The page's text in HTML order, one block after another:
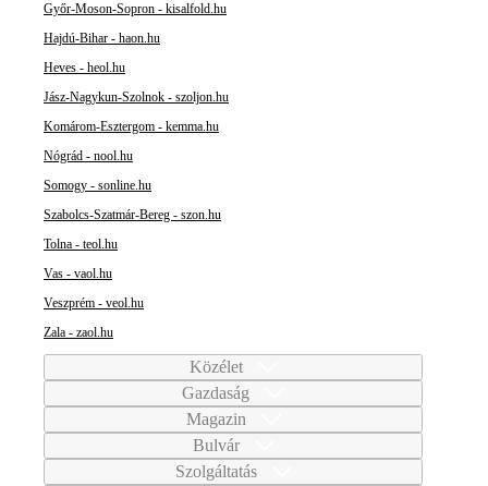
Győr-Moson-Sopron - kisalfold.hu
Hajdú-Bihar - haon.hu
Heves - heol.hu
Jász-Nagykun-Szolnok - szoljon.hu
Komárom-Esztergom - kemma.hu
Nógrád - nool.hu
Somogy - sonline.hu
Szabolcs-Szatmár-Bereg - szon.hu
Tolna - teol.hu
Vas - vaol.hu
Veszprém - veol.hu
Zala - zaol.hu
Közélet
Gazdaság
Magazin
Bulvár
Szolgáltatás